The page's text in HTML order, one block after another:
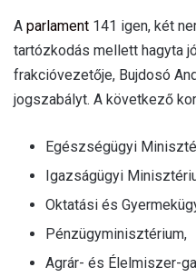
A parlament 141 igen, két
tartózkodás mellett hagyta
frakcióvezetője, Bujdosó
jogszabályt. A következő
Egészségügyi
Igazságügyi
Oktatási és
Pénzügyminisztérium,
Agrár- és Élelmiszer-